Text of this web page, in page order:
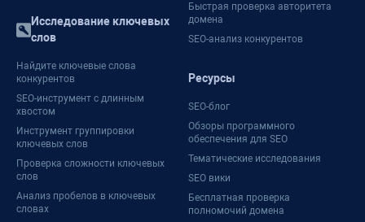
Исследование ключевых
слов
Найдите ключевые слова
конкурентов
SEO-инструмент с длинным
хвостом
Инструмент группировки
ключевых слов
Проверка сложности ключевых
слов
Анализ пробелов в ключевых
словах
Быстрая проверка авторитета
домена
SEO-анализ конкурентов
Ресурсы
SEO-блог
Обзоры программного
обеспечения для SEO
Тематические исследования
SEO вики
Бесплатная проверка
полномочий домена